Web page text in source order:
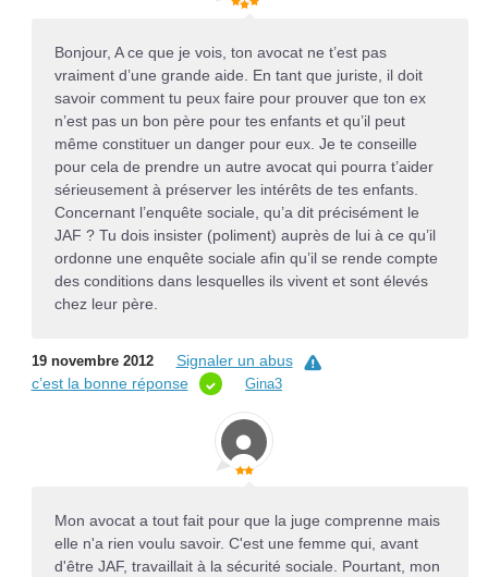
Bonjour, A ce que je vois, ton avocat ne t’est pas
vraiment d’une grande aide. En tant que juriste, il doit
savoir comment tu peux faire pour prouver que ton ex
n’est pas un bon père pour tes enfants et qu’il peut
même constituer un danger pour eux. Je te conseille
pour cela de prendre un autre avocat qui pourra t’aider
sérieusement à préserver les intérêts de tes enfants.
Concernant l’enquête sociale, qu’a dit précisément le
JAF ? Tu dois insister (poliment) auprès de lui à ce qu’il
ordonne une enquête sociale afin qu’il se rende compte
des conditions dans lesquelles ils vivent et sont élevés
chez leur père.
19 novembre 2012
Signaler un abus
c’est la bonne réponse
Gina3
Mon avocat a tout fait pour que la juge comprenne mais
elle n'a rien voulu savoir. C'est une femme qui, avant
d'être JAF, travaillait à la sécurité sociale. Pourtant, mon